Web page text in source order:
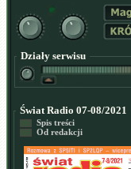
Działy serwisu
Świat Radio 07-08/2021
Spis treści
Od redakcji